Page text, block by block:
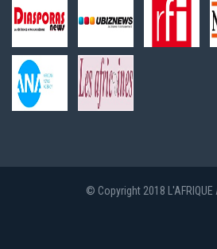
© Copyright 2018 L'AFRIQUE